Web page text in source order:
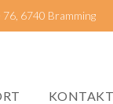
76, ​6740 Bramming​